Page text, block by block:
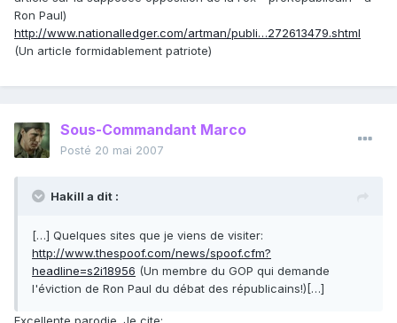
Ron Paul)
http://www.nationalledger.com/artman/publi…272613479.shtml
(Un article formidablement patriote)
Sous-Commandant Marco
Posté 20 mai 2007
Hakill a dit :
[…] Quelques sites que je viens de visiter:
http://www.thespoof.com/news/spoof.cfm?
headline=s2i18956 (Un membre du GOP qui demande
l'éviction de Ron Paul du débat des républicains!)[…]